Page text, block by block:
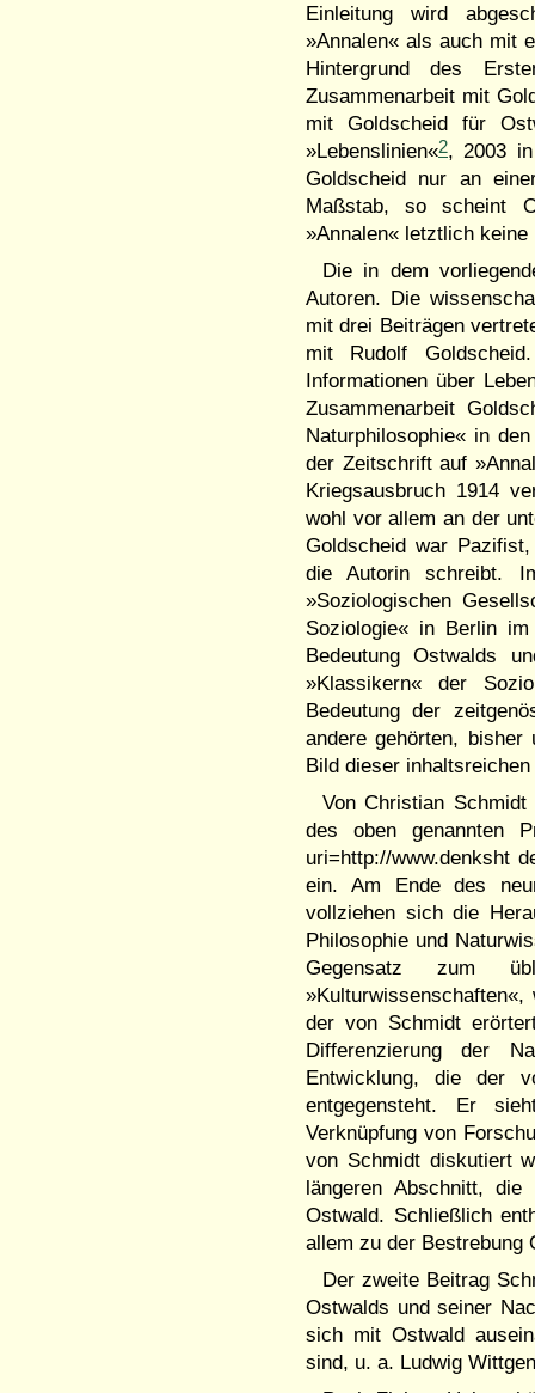
Einleitung wird
»Annalen« als auch mit
Hintergrund des
Zusammenarbeit mit
mit Goldscheid für
»Lebenslinien«2, 2003 in
Goldscheid nur an
Maßstab, so scheint
»Annalen« letztlich keine
Die in dem
Autoren. Die
mit drei Beiträgen
mit Rudolf
Informationen über
Zusammenarbeit
Naturphilosophie« in
der Zeitschrift auf
Kriegsausbruch 1914
wohl vor allem an der
Goldscheid war
die Autorin schreibt.
»Soziologischen
Soziologie« in Berlin
Bedeutung Ostwalds
»Klassikern« der
Bedeutung der
andere gehörten,
Bild dieser
Von Christian
des oben genannten
uri=http://www.denksht
ein. Am Ende des
vollziehen sich die
Philosophie und
Gegensatz zum
der von Schmidt
Differenzierung der
Entwicklung, die der
entgegensteht. Er
Verknüpfung von
von Schmidt diskutiert
längeren Abschnitt,
Ostwald. Schließlich
allem zu der Bestrebung
Der zweite Beitrag
Ostwalds und seiner
sich mit Ostwald
sind, u. a. Ludwig